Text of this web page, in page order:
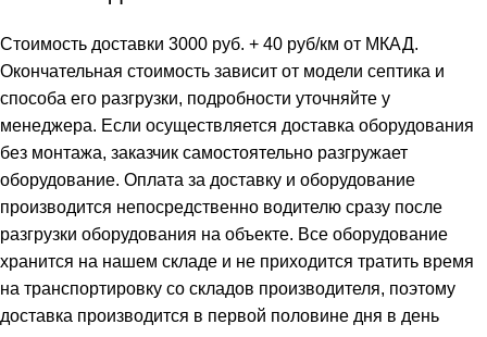
Стоимость доставки 3000 руб. + 40 руб/км от МКАД.
Окончательная стоимость зависит от модели септика и
способа его разгрузки, подробности уточняйте у
менеджера. Если осуществляется доставка оборудования
без монтажа, заказчик самостоятельно разгружает
оборудование. Оплата за доставку и оборудование
производится непосредственно водителю сразу после
разгрузки оборудования на объекте. Все оборудование
хранится на нашем складе и не приходится тратить время
на транспортировку со складов производителя, поэтому
доставка производится в первой половине дня в день